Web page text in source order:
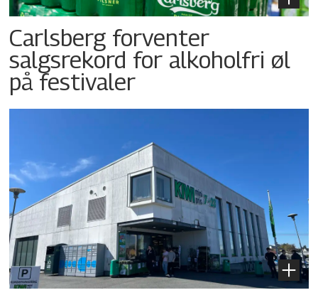
Carlsberg forventer
salgsrekord for alkoholfri øl
på festivaler